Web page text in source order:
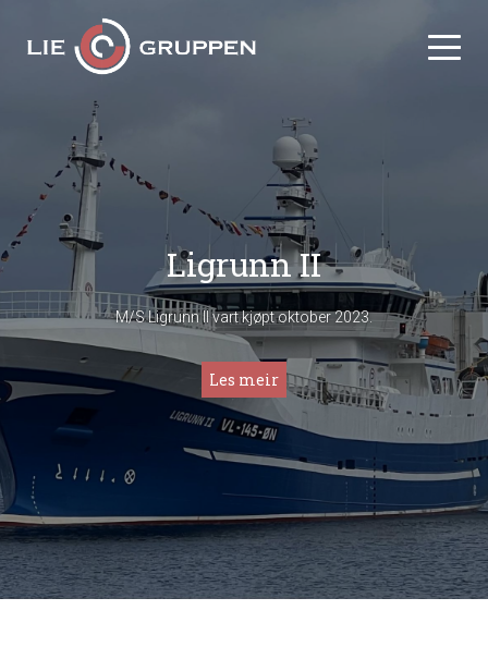
Ligrunn II
M/S Ligrunn II vart kjøpt oktober 2023.
Les meir